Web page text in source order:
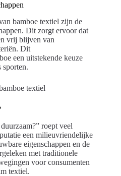
bamboe textiel zijn de
Dit zorgt ervoor dat
vrij blijven van
Dit
een uitstekende keuze
roept veel
een milieuvriendelijke
eigenschappen en de
met traditionele
voor consumenten
textiel.